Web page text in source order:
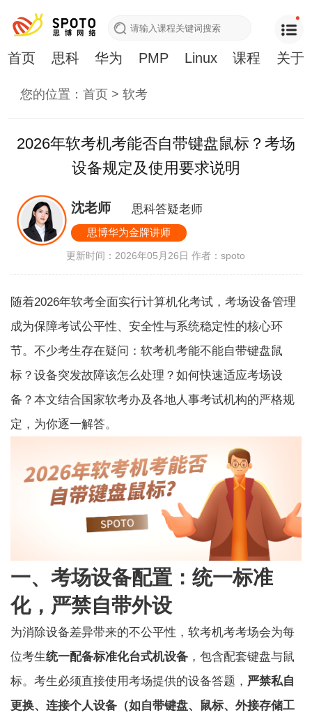
首页 思科 华为 PMP Linux 课程 关于
您的位置：首页 >软考
2026年软考机考能否自带键盘鼠标？考场
设备规定及使用要求说明
沈老师 思科答疑老师
思博华为金牌讲师
更新时间：2026年05月26日作者：spoto
随着2026年软考全面实行计算机化考试，考场设备管理
成为保障考试公平性、安全性与系统稳定性的核心环
节。不少考生存在疑问：软考机考能不能自带键盘鼠
标？设备突发故障该怎么处理？如何快速适应考场设
备？本文结合国家软考办及各地人事考试机构的严格规
定，为你逐一解答。
一、考场设备配置：统一标准
化，严禁自带外设
为消除设备差异带来的不公平性，软考机考考场会为每
位考生统一配备标准化台式机设备 ，包含配套键盘与鼠
标。考生必须直接使用考场提供的设备答题， 严禁私自
更换、连接个人设备（如自带键盘、鼠标、外接存储工